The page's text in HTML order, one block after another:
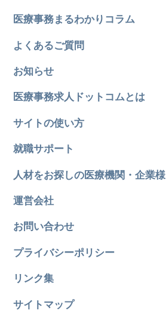
医療事務まるわかりコラム
よくあるご質問
お知らせ
医療事務求人ドットコムとは
サイトの使い方
就職サポート
人材をお探しの医療機関・企業様
運営会社
お問い合わせ
プライバシーポリシー
リンク集
サイトマップ